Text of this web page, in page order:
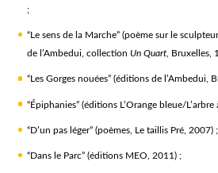
;
“Le sens de la Marche” (poème sur le
de l’Ambedui, collection Un Quart, Bruxelles,
“Les Gorges nouées” (éditions de l’Ambedui,
“Épiphanies” (éditions L’Orange bleue/
“D’un pas léger” (poèmes, Le taillis Pré, 2007) ;
“Dans le Parc” (éditions MEO, 2011) ;